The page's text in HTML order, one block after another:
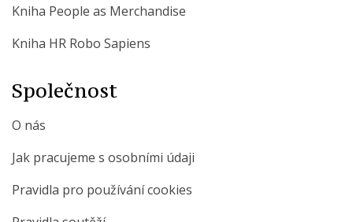
Kniha People as Merchandise
Kniha HR Robo Sapiens
Společnost
O nás
Jak pracujeme s osobními údaji
Pravidla pro používání cookies